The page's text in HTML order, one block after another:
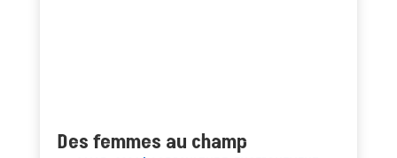
Des femmes au champ